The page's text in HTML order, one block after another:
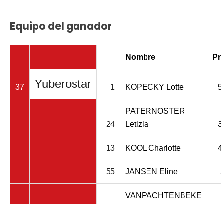
Equipo del ganador
Nombre
37 Yuberostar 1 KOPECKY Lotte
24
PATERNOSTER
Letizia
13 KOOL Charlotte
55 JANSEN Eline
VANPACHTENBEKE